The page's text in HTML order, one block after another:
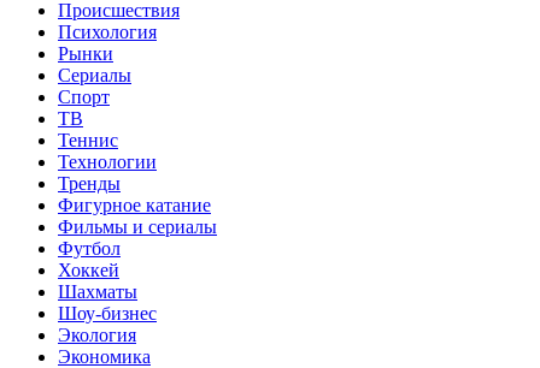
Происшествия
Психология
Рынки
Сериалы
Спорт
ТВ
Теннис
Технологии
Тренды
Фигурное катание
Фильмы и сериалы
Футбол
Хоккей
Шахматы
Шоу-бизнес
Экология
Экономика